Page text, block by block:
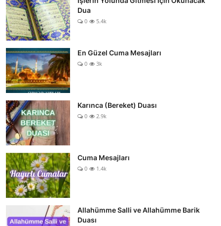
Dua
0 5.4k
En Güzel Cuma Mesajları
0 3k
Karınca (Bereket) Duası
0 2.9k
Cuma Mesajları
0 1.4k
Allahümme Salli ve Allahümme Barik
Duası